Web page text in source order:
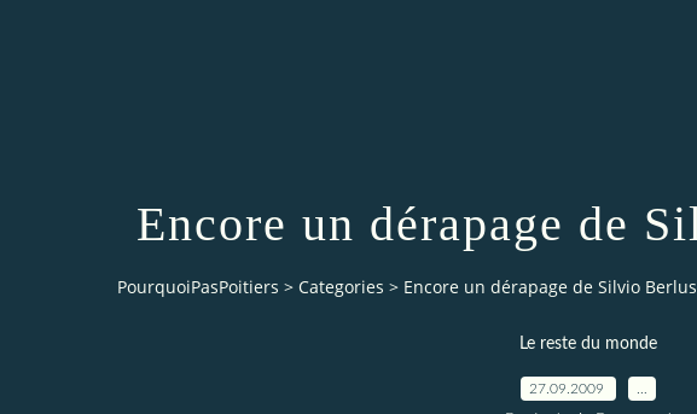
Encore un dérapage de
PourquoiPasPoitiers > Categories > Encore un dérapage de Silvio
Le reste du monde
27.09.2009